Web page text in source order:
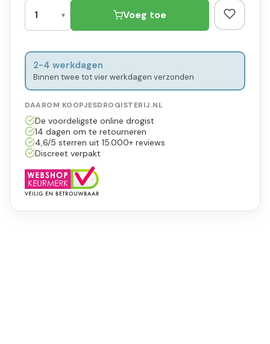
Voeg toe
2-4 werkdagen
Binnen twee tot vier werkdagen verzonden
DAAROM KOOPJESDROGISTERIJ.NL
De voordeligste online drogist
14 dagen om te retourneren
4,6/5 sterren uit 15.000+ reviews
Discreet verpakt